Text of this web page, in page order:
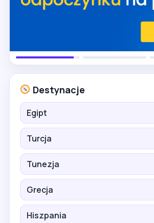
Destynacje
Egipt
Turcja
Tunezja
Grecja
Hiszpania